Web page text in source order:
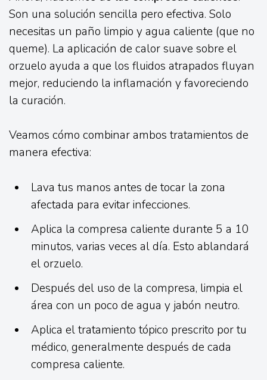
Son una solución sencilla pero efectiva. Solo
necesitas un paño limpio y agua caliente (que no
queme). La aplicación de calor suave sobre el
orzuelo ayuda a que los fluidos atrapados fluyan
mejor, reduciendo la inflamación y favoreciendo
la curación.
Veamos cómo combinar ambos tratamientos de
manera efectiva:
Lava tus manos antes de tocar la zona
afectada para evitar infecciones.
Aplica la compresa caliente durante 5 a 10
minutos, varias veces al día. Esto ablandará
el orzuelo.
Después del uso de la compresa, limpia el
área con un poco de agua y jabón neutro.
Aplica el tratamiento tópico prescrito por tu
médico, generalmente después de cada
compresa caliente.